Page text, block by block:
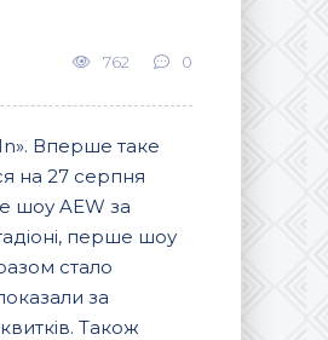
762 0
Вперше таке
на 27 серпня
шоу AEW за
перше шоу
стало
за
Також